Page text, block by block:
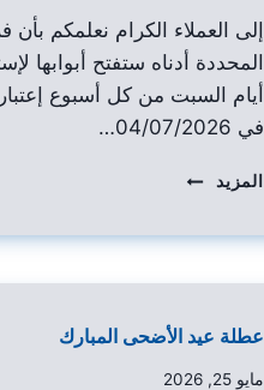
إلى العملاء الكرام نعلمكم
المحددة أدناه ستفتح أبوابها
أيام السبت من كل أسبوع
في 04/07/2026…
المزيد
عطلة عيد الأضحى المبارك
مايو 25, 2026